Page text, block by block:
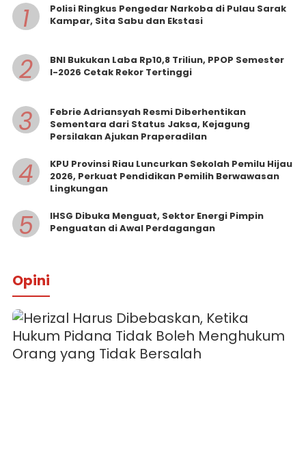
1
Polisi Ringkus Pengedar Narkoba di Pulau Sarak
Kampar, Sita Sabu dan Ekstasi
2
BNI Bukukan Laba Rp10,8 Triliun, PPOP Semester
I-2026 Cetak Rekor Tertinggi
3
Febrie Adriansyah Resmi Diberhentikan
Sementara dari Status Jaksa, Kejagung
Persilakan Ajukan Praperadilan
4
KPU Provinsi Riau Luncurkan Sekolah Pemilu Hijau
2026, Perkuat Pendidikan Pemilih Berwawasan
Lingkungan
5
IHSG Dibuka Menguat, Sektor Energi Pimpin
Penguatan di Awal Perdagangan
Opini